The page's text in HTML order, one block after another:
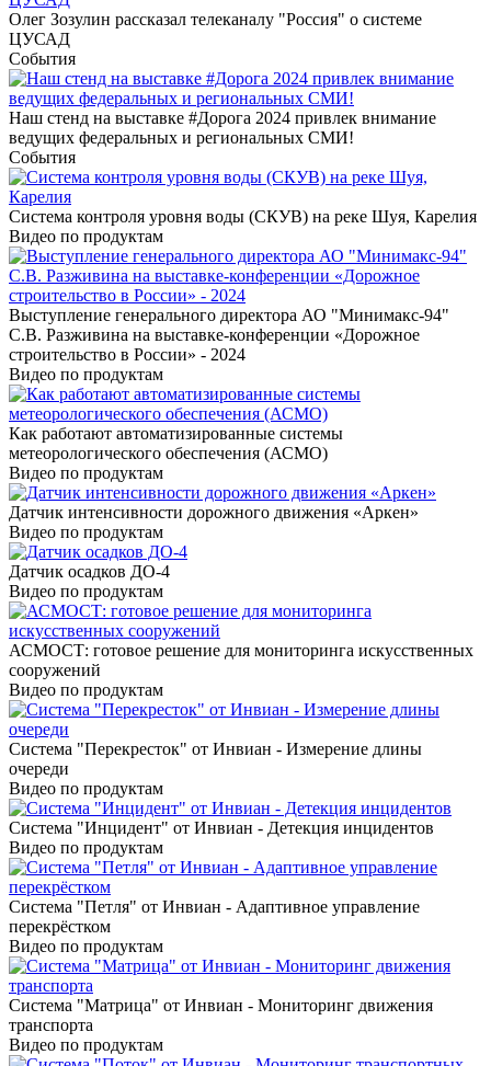
Олег Зозулин рассказал телеканалу "Россия" о системе
ЦУСАД
События
Наш стенд на выставке #Дорога 2024 привлек внимание
ведущих федеральных и региональных СМИ!
События
Система контроля уровня воды (СКУВ) на реке Шуя, Карелия
Видео по продуктам
Выступление генерального директора АО "Минимакс-94"
С.В. Разживина на выставке-конференции «Дорожное
строительство в России» - 2024
Видео по продуктам
Как работают автоматизированные системы
метеорологического обеспечения (АСМО)
Видео по продуктам
Датчик интенсивности дорожного движения «Аркен»
Видео по продуктам
Датчик осадков ДО-4
Видео по продуктам
АСМОСТ: готовое решение для мониторинга искусственных
сооружений
Видео по продуктам
Система "Перекресток" от Инвиан - Измерение длины
очереди
Видео по продуктам
Система "Инцидент" от Инвиан - Детекция инцидентов
Видео по продуктам
Система "Петля" от Инвиан - Адаптивное управление
перекрёстком
Видео по продуктам
Система "Матрица" от Инвиан - Мониторинг движения
транспорта
Видео по продуктам